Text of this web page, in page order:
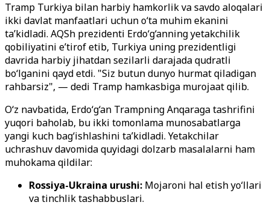
Tramp Turkiya bilan harbiy hamkorlik va savdo aloqalari
ikki davlat manfaatlari uchun o‘ta muhim ekanini
ta’kidladi. AQSh prezidenti Erdo‘g‘anning yetakchilik
qobiliyatini e’tirof etib, Turkiya uning prezidentligi
davrida harbiy jihatdan sezilarli darajada qudratli
bo‘lganini qayd etdi. "Siz butun dunyo hurmat qiladigan
rahbarsiz", — dedi Tramp hamkasbiga murojaat qilib.
O‘z navbatida, Erdo‘g‘an Trampning Anqaraga tashrifini
yuqori baholab, bu ikki tomonlama munosabatlarga
yangi kuch bag‘ishlashini ta’kidladi. Yetakchilar
uchrashuv davomida quyidagi dolzarb masalalarni ham
muhokama qildilar:
Rossiya-Ukraina urushi: Mojaroni hal etish yo‘llari
va tinchlik tashabbuslari.